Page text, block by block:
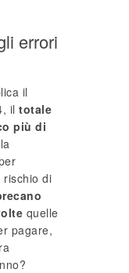
errori
il
il totale
più di
rischio di
quelle
pagare,